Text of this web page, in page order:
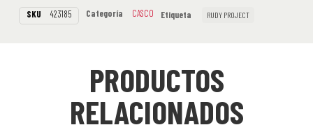
SKU 423185 Categoría CASCO Etiqueta RUDY PROJECT
PRODUCTOS
RELACIONADOS